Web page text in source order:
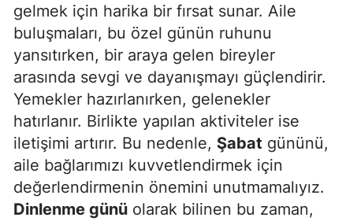
gelmek için harika bir fırsat sunar. Aile
buluşmaları, bu özel günün ruhunu
yansıtırken, bir araya gelen bireyler
arasında sevgi ve dayanışmayı güçlendirir.
Yemekler hazırlanırken, gelenekler
hatırlanır. Birlikte yapılan aktiviteler ise
iletişimi artırır. Bu nedenle, Şabat gününü,
aile bağlarımızı kuvvetlendirmek için
değerlendirmenin önemini unutmamalıyız.
Dinlenme günü olarak bilinen bu zaman,